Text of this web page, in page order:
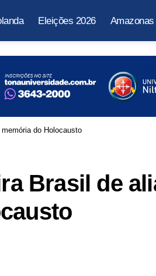
Eleições 2026 Amazonas
do Holocausto
Brasil de